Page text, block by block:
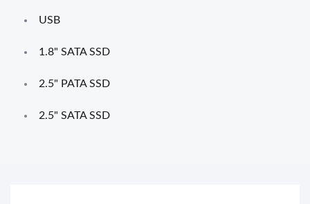
USB
1.8" SATA SSD
2.5" PATA SSD
2.5" SATA SSD